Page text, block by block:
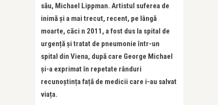
său, Michael Lippman. Artistul suferea de
inimă și a mai trecut, recent, pe lângă
moarte, căci n 2011, a fost dus la spital de
urgență și tratat de pneumonie într-un
spital din Viena, după care George Michael
și-a exprimat în repetate rânduri
recunoștința față de medicii care i-au salvat
viața.